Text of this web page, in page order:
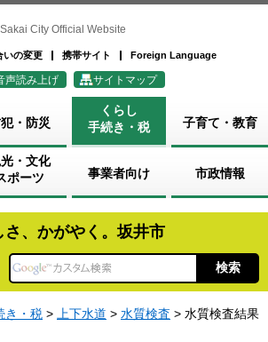
Sakai City Official Website
いの変更 携帯サイト Foreign Language
声読み上げ サイトマップ
・防災
くらし
手続き・税
子育て・教育
・文化
ポーツ
事業者向け 市政情報
さ、かがやく。坂井市
き・税 > 上下水道 > 水質検査 > 水質検査結果